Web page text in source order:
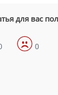
для вас
0